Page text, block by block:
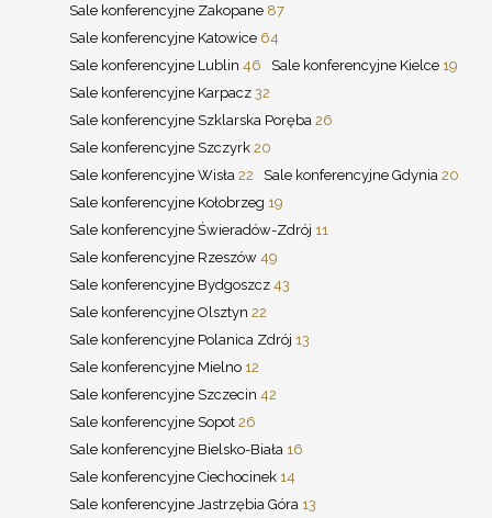
Sale konferencyjne Zakopane 87
Sale konferencyjne Katowice 64
Sale konferencyjne Lublin 46 Sale konferencyjne Kielce 19
Sale konferencyjne Karpacz 32
Sale konferencyjne Szklarska Poręba 26
Sale konferencyjne Szczyrk 20
Sale konferencyjne Wisła 22 Sale konferencyjne Gdynia 20
Sale konferencyjne Kołobrzeg 19
Sale konferencyjne Świeradów-Zdrój 11
Sale konferencyjne Rzeszów 49
Sale konferencyjne Bydgoszcz 43
Sale konferencyjne Olsztyn 22
Sale konferencyjne Polanica Zdrój 13
Sale konferencyjne Mielno 12
Sale konferencyjne Szczecin 42
Sale konferencyjne Sopot 26
Sale konferencyjne Bielsko-Biała 16
Sale konferencyjne Ciechocinek 14
Sale konferencyjne Jastrzębia Góra 13